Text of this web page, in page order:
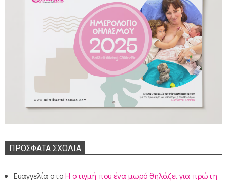
ΠΡΌΣΦΑΤΑ ΣΧΌΛΙΑ
Ευαγγελία στοΗ στιγμή που ένα μωρό θηλάζει για πρώτη